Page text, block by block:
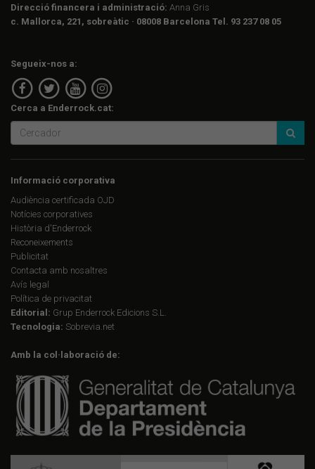
Direcció financera i administració: Anna Gris
c. Mallorca, 221, sobreàtic · 08008 Barcelona Tel. 93 237 08 05
Segueix-nos a:
Cerca a Enderrock.cat:
Informació corporativa
Audiència certificada OJD
Notícies corporatives
Història d'Enderrock
Reconeixements
Publicitat
Contacta amb nosaltres
Avís legal
Política de privacitat
Editorial: Grup Enderrock Edicions S.L.
Tecnologia: Sobrevia.net
Amb la col·laboració de: